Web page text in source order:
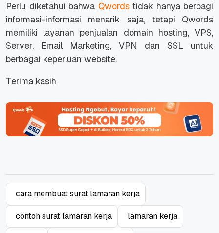
Perlu diketahui bahwa Qwords tidak hanya berbagi
informasi-informasi menarik saja, tetapi Qwords
memiliki layanan penjualan domain hosting, VPS,
Server, Email Marketing, VPN dan SSL untuk
berbagai keperluan website.
Terima kasih
cara membuat surat lamaran kerja
contoh surat lamaran kerja lamaran kerja